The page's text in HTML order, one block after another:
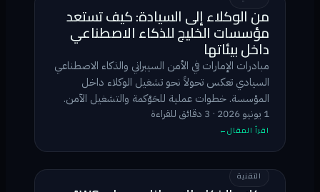
من الوكلاء إلى السيادة: كيف تستعد
مؤسسات الخليج للذكاء الاصطناعي
داخل بيئاتها
مبادرات الإمارات في الأمن السيبراني والذكاء الاصطناعي
السيادي تعكس تحولاً نحو تشغيل الوكلاء داخل
المؤسسة. خطوات عملية للحَوْكمة والتشغيل الآمن.
1 يونيو 2026 · 3 دقائق للقراءة
اقرأ المقال
التقنية